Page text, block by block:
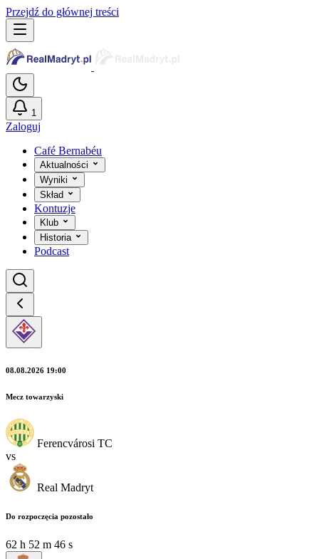
Przejdź do głównej treści
1
Zaloguj
Café Bernabéu
Aktualności
Wyniki
Skład
Kontuzje
Klub
Historia
Podcast
08.08.2026 19:00
Mecz towarzyski
Ferencvárosi TC
vs
Real Madryt
Do rozpoczęcia pozostało
62 h 52 m 46 s